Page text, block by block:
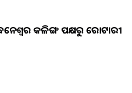
କଳିଙ୍ଗ ପକ୍ଷରୁ ରୋଟାରୀ